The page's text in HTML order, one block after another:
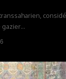
gazier…